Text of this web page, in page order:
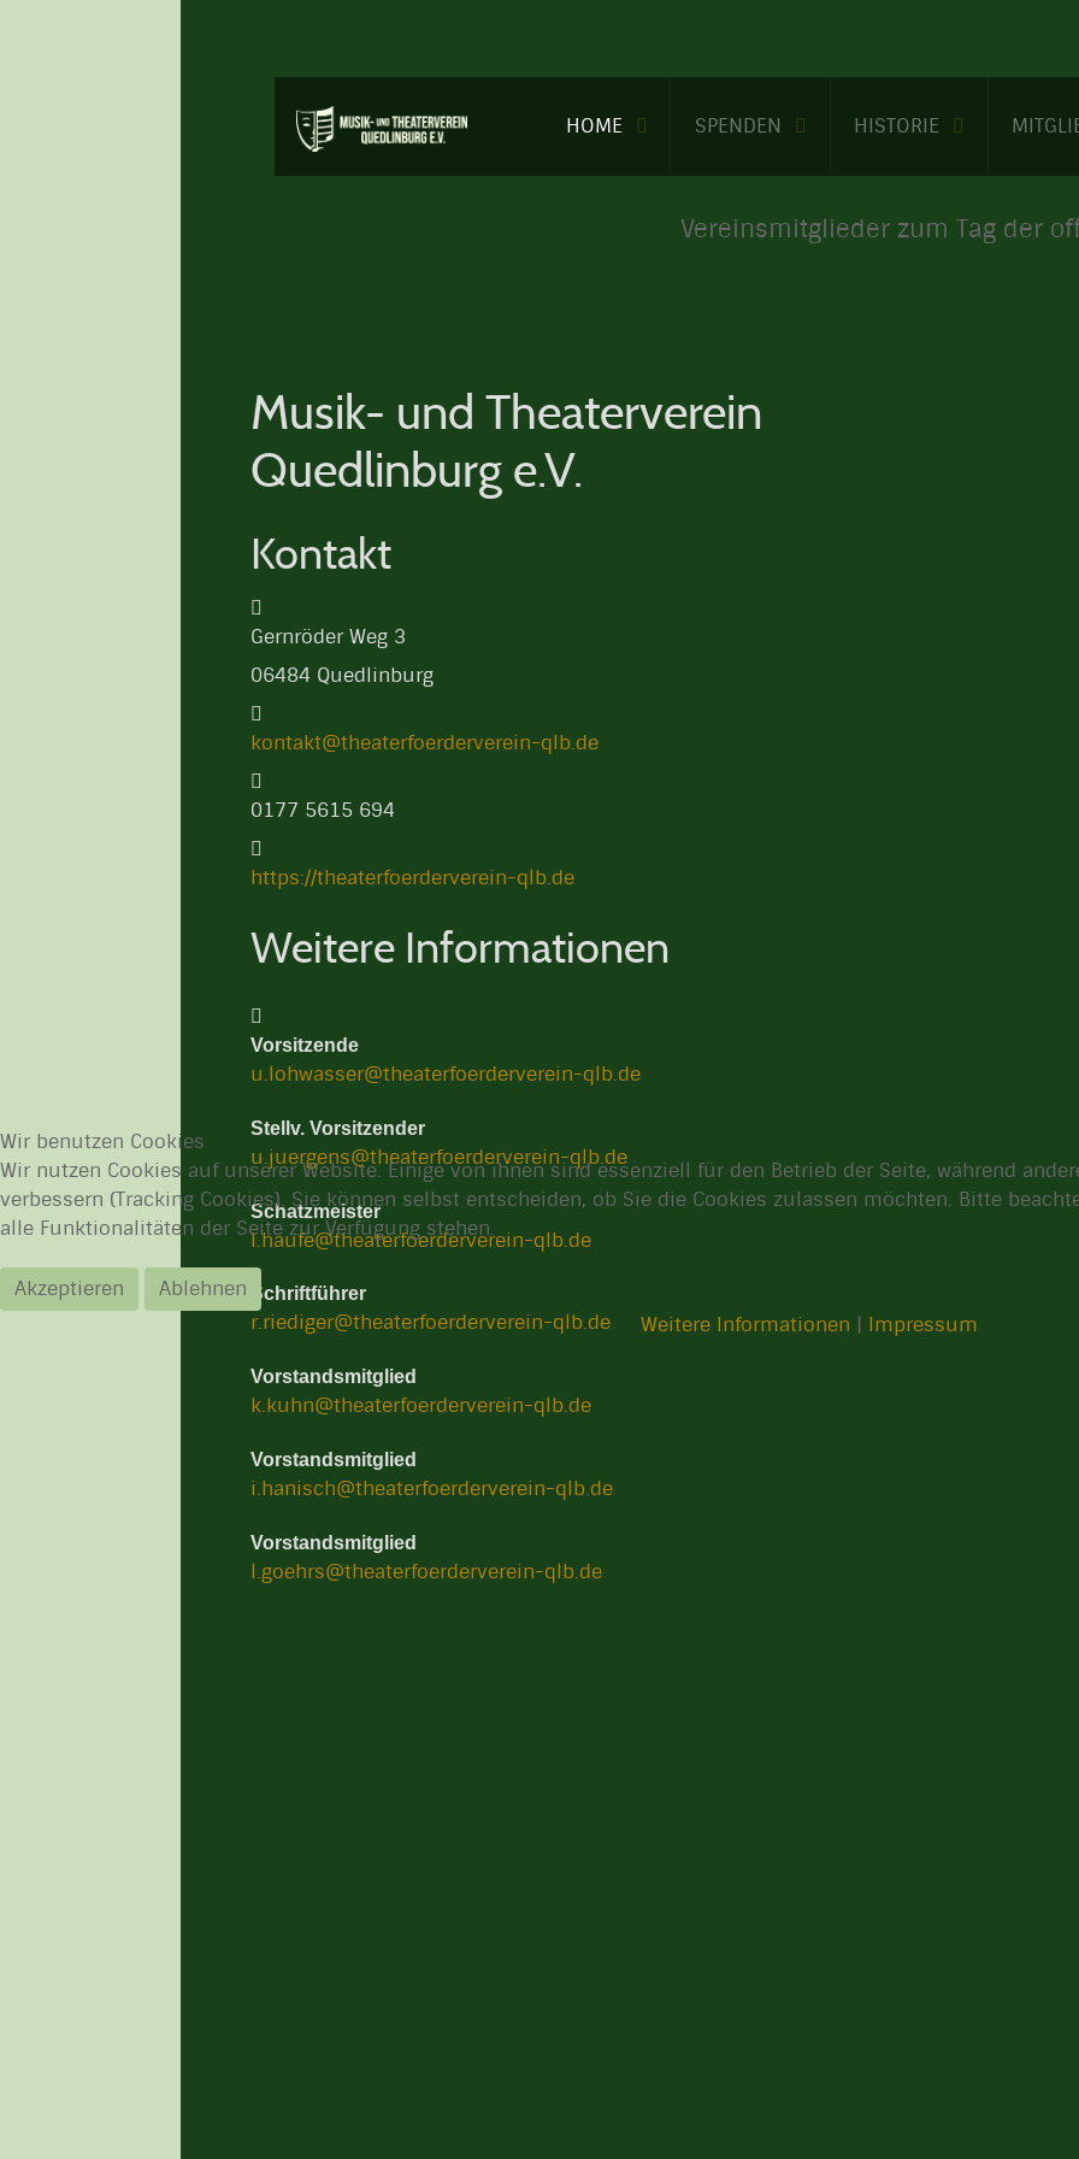
HOME SPENDEN HISTORIE
Vereinsmitglieder zum Tag der
Musik- und Theaterverein
Quedlinburg e.V.
Kontakt
Gernröder Weg 3
06484 Quedlinburg
kontakt@theaterfoerderverein-qlb.de
0177 5615 694
https://theaterfoerderverein-qlb.de
Weitere Informationen
Vorsitzende
u.lohwasser@theaterfoerderverein-qlb.de
Stellv. Vorsitzender
u.juergens@theaterfoerderverein-qlb.de
Schatzmeister
l.haufe@theaterfoerderverein-qlb.de
Schriftführer
r.riediger@theaterfoerderverein-qlb.de
Vorstandsmitglied
k.kuhn@theaterfoerderverein-qlb.de
Vorstandsmitglied
i.hanisch@theaterfoerderverein-qlb.de
Vorstandsmitglied
l.goehrs@theaterfoerderverein-qlb.de
Wir benutzen Cookies
Wir nutzen Cookies auf unserer Website. Einige von ihnen sind essenziell für den Betrieb der Seite, während
verbessern (Tracking Cookies). Sie können selbst entscheiden, ob Sie die Cookies zulassen möchten. Bitte
alle Funktionalitäten der Seite zur Verfügung stehen.
Akzeptieren
Ablehnen
Weitere Informationen | Impressum